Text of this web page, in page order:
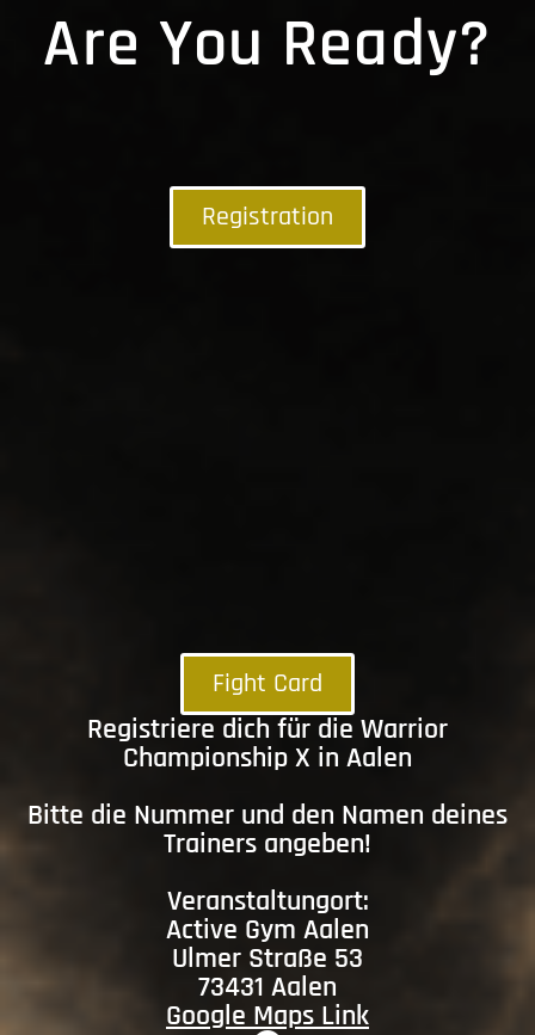
Are You Ready?
Registration
Fight Card
Registriere dich für die Warrior
Championship X in Aalen
Bitte die Nummer und den Namen deines
Trainers angeben!
Veranstaltungort:
Active Gym Aalen
Ulmer Straße 53
73431 Aalen
Google Maps Link